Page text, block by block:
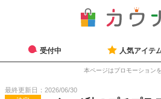
受付中 人気アイテ
本ページはプロモーション
最終更新日：2026/06/30